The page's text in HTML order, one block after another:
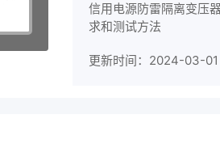
信用电源防雷隔离变压
求和测试方法
更新时间：2024-03-01